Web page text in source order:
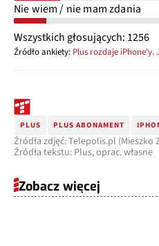
Nie wiem / nie mam zdania
Wszystkich głosujących: 1256
Źródło ankiety: Plus rozdaje iPhone'y.
PLUS PLUS ABONAMENT
Źródła zdjęć: Telepolis.pl (Mieszko
Źródła tekstu: Plus, oprac. własne
Zobacz więcej